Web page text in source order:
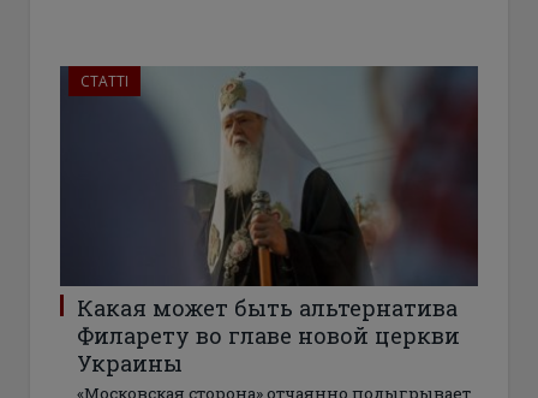
СТАТТІ
Какая может быть альтернатива
Филарету во главе новой церкви
Украины
«Московская сторона» отчаянно подыгрывает